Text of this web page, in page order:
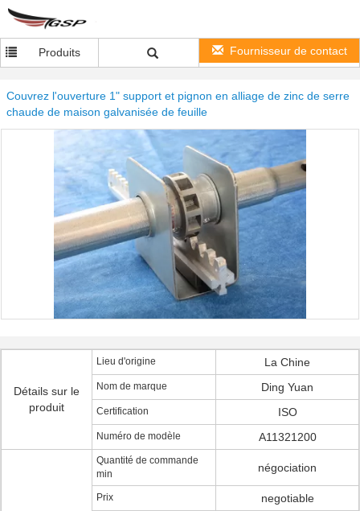
Produits Fournisseur de contact
Couvrez l'ouverture 1" support et pignon en alliage de zinc de serre
chaude de maison galvanisée de feuille
Détails sur le
produit
Lieu d'origine La Chine
Nom de marque Ding Yuan
Certification ISO
Numéro de modèle A11321200
Quantité de commande
min
négociation
Prix negotiable